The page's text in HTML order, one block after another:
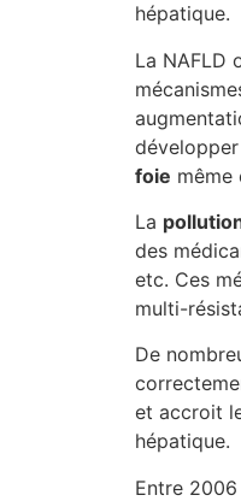
hépatique.
La NAFLD
foie même
La
des
etc. Ces
multi-
De
et accroit
hépatique.
Entre